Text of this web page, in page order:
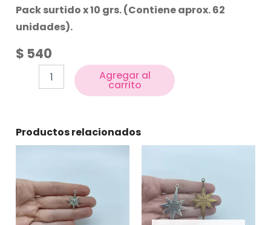
Pack surtido x 10 grs. (Contiene aprox. 62
unidades).
$ 540
Agregar al
carrito
Productos relacionados